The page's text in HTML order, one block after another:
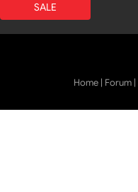
SALE
Home | Forum |